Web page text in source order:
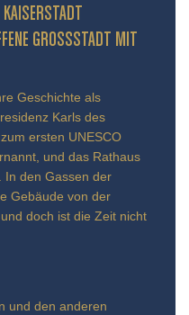
PR
GROSSSTADT MIT HIS
Geschichte als
Karls des
ersten UNESCO
und das Rathaus
In den Gassen der
Gebäude von der
doch ist die Zeit nicht
und den anderen